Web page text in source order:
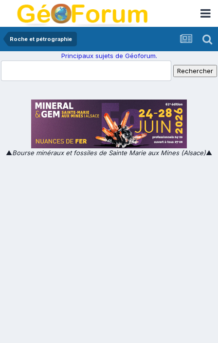
Roche et pétrographie
Principaux sujets de Géoforum.
▲Bourse minéraux et fossiles de Sainte Marie aux Mines (Alsace)▲